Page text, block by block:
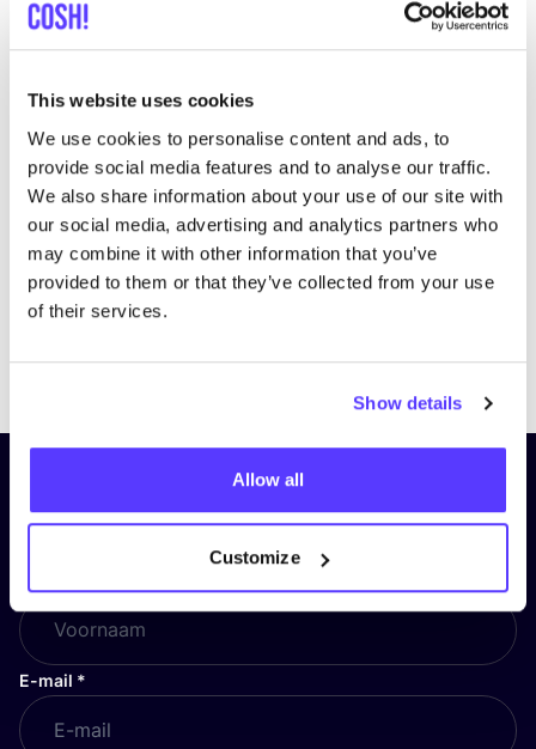
This website uses cookies
We use cookies to personalise content and ads, to
provide social media features and to analyse our traffic.
We also share information about your use of our site with
our social media, advertising and analytics partners who
may combine it with other information that you’ve
provided to them or that they’ve collected from your use
of their services.
Show details
Allow all
Customize
Bezoek website
Schrijf je in op onze nieuwsbrief
en blijf op de hoogte!
E-mail *